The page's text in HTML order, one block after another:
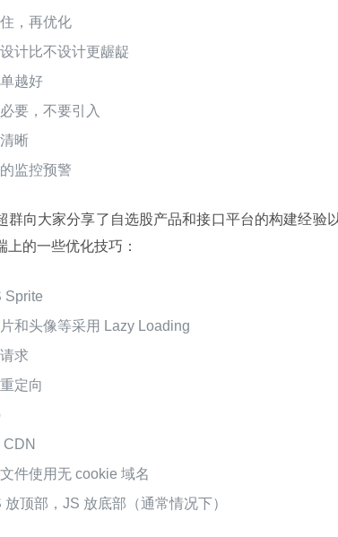
，再优化
计比不设计更龌龊
越好
要，不要引入
晰
监控预警
群向大家分享了自选股产品和接口平台的构建经验
上的一些优化技巧：
Sprite
和头像等采用 Lazy Loading
求
定向
CDN
件使用无 cookie 域名
放顶部，JS 放底部（通常情况下）